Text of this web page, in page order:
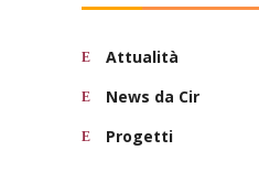
Attualità
News da Cir
Progetti